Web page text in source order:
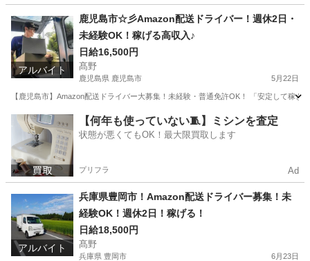
ドライバー Amazon
アルバイト
鹿児島市☆彡Amazon配送ドライバー！週休2日・
未経験OK！稼げる高収入♪
日給16,500円
髙野
鹿児島県 鹿児島市 5月22日
【鹿児島市】Amazon配送ドライバー大募集！未経験・普通免許OK！ 「安定して稼
鹿児島 鹿児島市 ドライバー Amazon
【何年も使っていない🧵】ミシンを査定
状態が悪くてもOK！最大限買取します
プリフラ Ad
アルバイト
兵庫県豊岡市！Amazon配送ドライバー募集！未
経験OK！週休2日！稼げる！
日給18,500円
髙野
兵庫県 豊岡市 6月23日